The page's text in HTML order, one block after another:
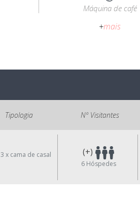
Máquina de café
+mais
Tipologia Nº Visitantes
3 x cama de casal (+)
6 Hóspedes